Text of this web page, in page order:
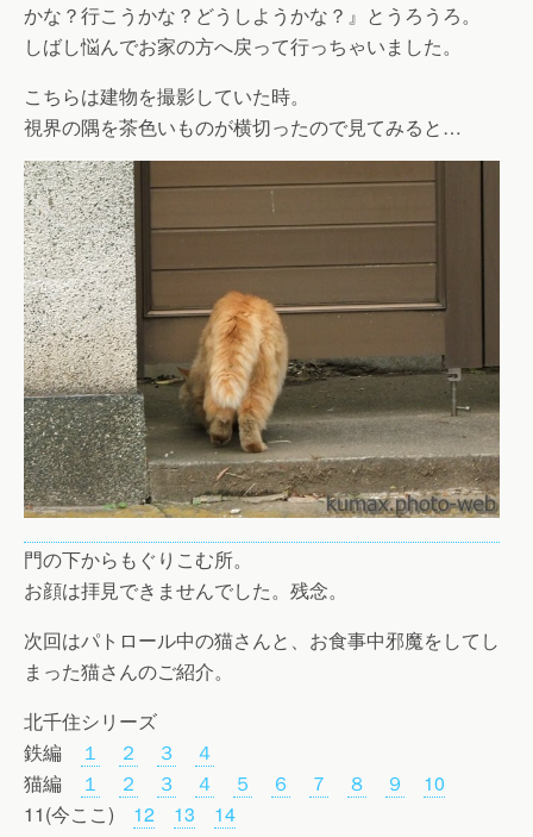
かな？行こうかな？どうしようかな？』とうろうろ。
しばし悩んでお家の方へ戻って行っちゃいました。
こちらは建物を撮影していた時。
視界の隅を茶色いものが横切ったので見てみると…
門の下からもぐりこむ所。
お顔は拝見できませんでした。残念。
次回はパトロール中の猫さんと、お食事中邪魔をしてし
まった猫さんのご紹介。
北千住シリーズ
鉄編
１ ２ ３
４
猫編
１ ２ ３ ４ ５ ６ ７ ８ ９
10
11(今ここ) 12 13
14